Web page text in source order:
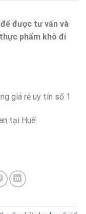
được tư vấn và
phẩm khô đi
giá rẻ uy tín số 1
tại Huế